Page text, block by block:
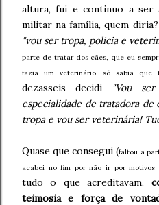
altura, fui e continuo a ser
militar na família, quem
"vou ser tropa, policia e
parte de tratar dos cães, que eu
fazia um veterinário, só sabia que
dezasseis decidi
"Vou
especialidade de tratadora de
tropa e vou ser veterinária!
Quase que consegui (faltou a
acabei no fim por não ir por motivos
tudo o que acreditavam,
teimosia e força de